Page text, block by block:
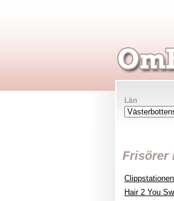
Län
Frisörer
Clippstationen
Hair 2 You